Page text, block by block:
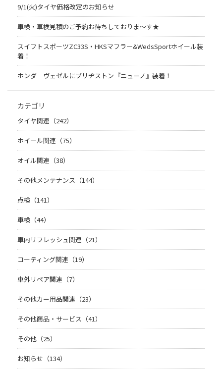
9/1(火)タイヤ価格改定のお知らせ
車検・車検見積のご予約お待ちしておりま～す★
スイフトスポーツZC33S・HKSマフラー&WedsSportホイール装
着！
ホンダ ヴェゼルにブリヂストン『ニューノ』装着！
カテゴリ
タイヤ関連（242）
ホイール関連（75）
オイル関連（38）
その他メンテナンス（144）
点検（141）
車検（44）
車内リフレッシュ関連（21）
コーティング関連（19）
車外リペア関連（7）
その他カー用品関連（23）
その他商品・サービス（41）
その他（25）
お知らせ（134）